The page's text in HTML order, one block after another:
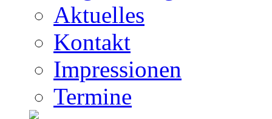
Aktuelles
Kontakt
Impressionen
Termine